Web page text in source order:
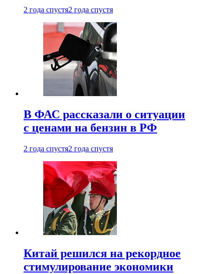
2 года спустя2 года спустя
В ФАС рассказали о ситуации
с ценами на бензин в РФ
2 года спустя2 года спустя
Китай решился на рекордное
стимулирование экономики